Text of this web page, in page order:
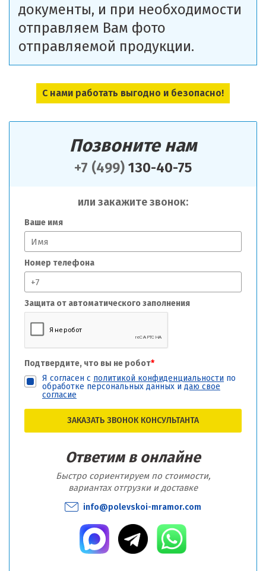
Позвоните нам
+7 (499) 130-40-75
или закажите звонок:
Ваше имя
Номер телефона
Защита от автоматического заполнения
Подтвердите, что вы не робот*
Я согласен с политикой конфиденциальности по
обработке персональных данных и даю свое
согласие
ЗАКАЗАТЬ ЗВОНОК КОНСУЛЬТАНТА
Ответим в онлайне
Быстро сориентируем по стоимости,
вариантах отгрузки и доставке
info@polevskoi-mramor.com
документы, и при необходимости
отправляем Вам фото
отправляемой продукции.
С нами работать выгодно и безопасно!